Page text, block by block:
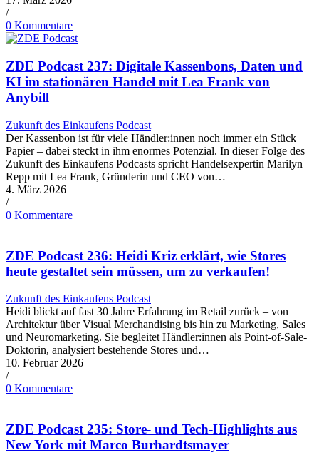
/
0 Kommentare
ZDE Podcast 237: Digitale Kassenbons, Daten und
KI im stationären Handel mit Lea Frank von
Anybill
Zukunft des Einkaufens Podcast
Der Kassenbon ist für viele Händler:innen noch immer ein Stück
Papier – dabei steckt in ihm enormes Potenzial. In dieser Folge des
Zukunft des Einkaufens Podcasts spricht Handelsexpertin Marilyn
Repp mit Lea Frank, Gründerin und CEO von…
4. März 2026
/
0 Kommentare
ZDE Podcast 236: Heidi Kriz erklärt, wie Stores
heute gestaltet sein müssen, um zu verkaufen!
Zukunft des Einkaufens Podcast
Heidi blickt auf fast 30 Jahre Erfahrung im Retail zurück – von
Architektur über Visual Merchandising bis hin zu Marketing, Sales
und Neuromarketing. Sie begleitet Händler:innen als Point-of-Sale-
Doktorin, analysiert bestehende Stores und…
10. Februar 2026
/
0 Kommentare
ZDE Podcast 235: Store- und Tech-Highlights aus
New York mit Marco Burhardtsmayer